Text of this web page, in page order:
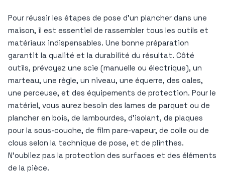
Pour réussir les étapes de pose d’un plancher dans une
maison, il est essentiel de rassembler tous les outils et
matériaux indispensables. Une bonne préparation
garantit la qualité et la durabilité du résultat. Côté
outils, prévoyez une scie (manuelle ou électrique), un
marteau, une règle, un niveau, une équerre, des cales,
une perceuse, et des équipements de protection. Pour le
matériel, vous aurez besoin des lames de parquet ou de
plancher en bois, de lambourdes, d’isolant, de plaques
pour la sous-couche, de film pare-vapeur, de colle ou de
clous selon la technique de pose, et de plinthes.
N’oubliez pas la protection des surfaces et des éléments
de la pièce.